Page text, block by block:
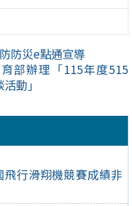
行滑翔機競賽成績非
防災e點通宣導
部辦理「115年度515
動」